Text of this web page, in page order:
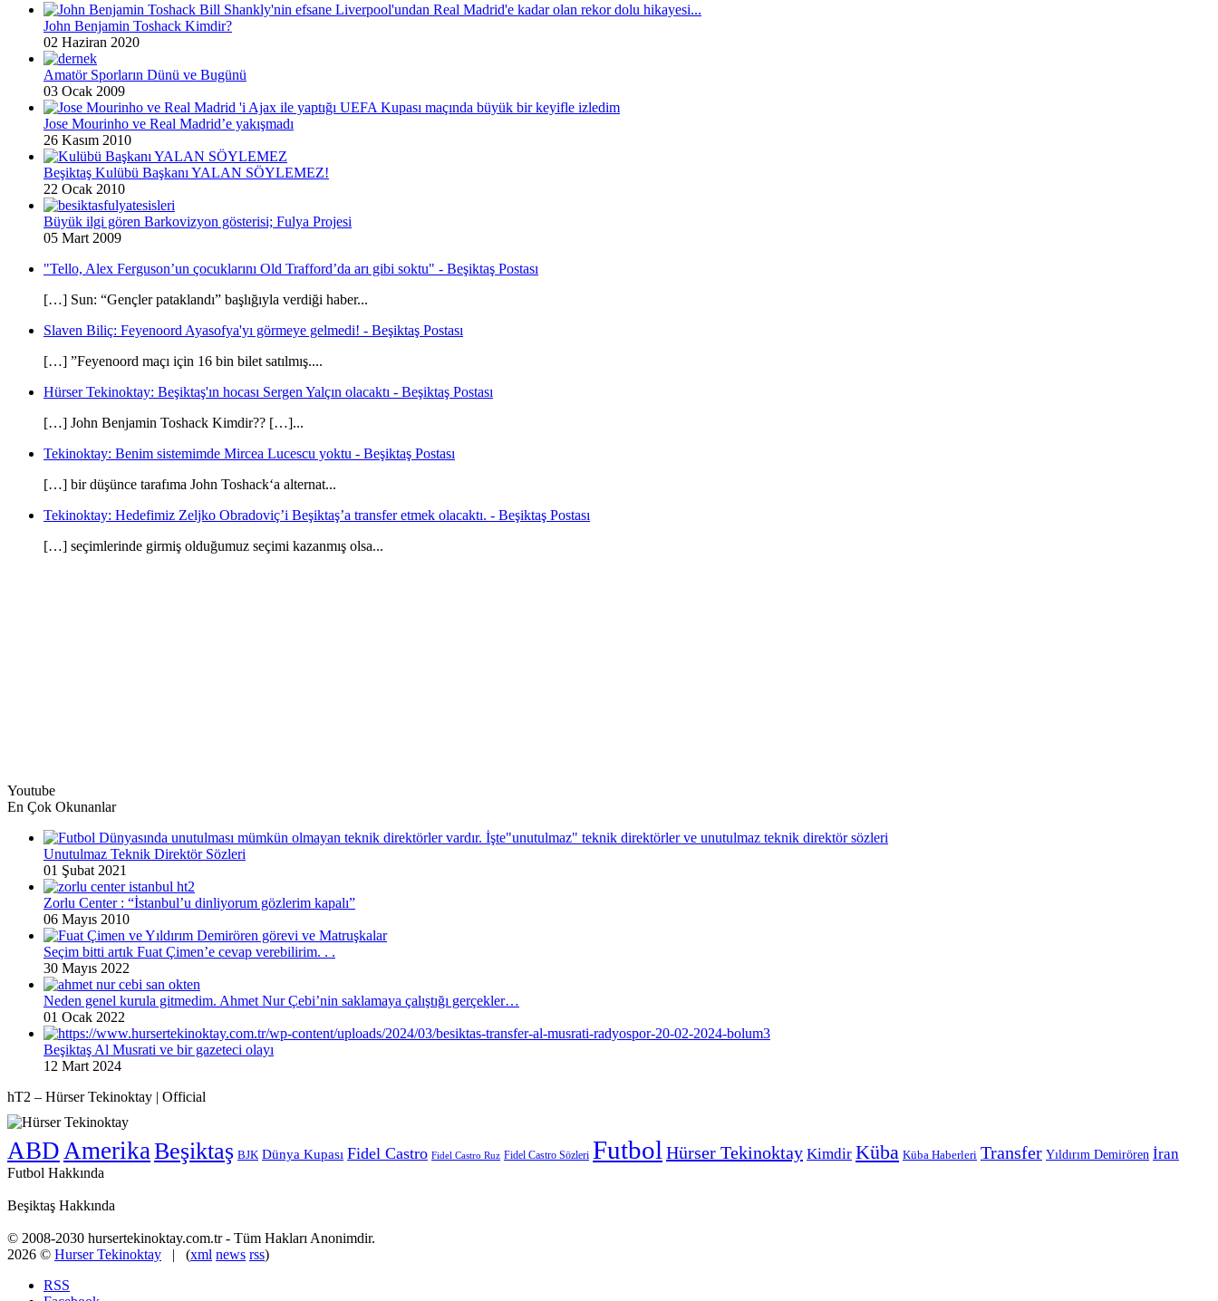
John Benjamin Toshack Kimdir?
02 Haziran 2020
Amatör Sporların Dünü ve Bugünü
03 Ocak 2009
Jose Mourinho ve Real Madrid’e yakışmadı
26 Kasım 2010
Beşiktaş Kulübü Başkanı YALAN SÖYLEMEZ!
22 Ocak 2010
Büyük ilgi gören Barkovizyon gösterisi; Fulya Projesi
05 Mart 2009
"Tello, Alex Ferguson’un çocuklarını Old Trafford’da arı gibi soktu" - Beşiktaş Postası
[…] Sun: “Gençler pataklandı” başlığıyla verdiği haber...
Slaven Biliç: Feyenoord Ayasofya'yı görmeye gelmedi! - Beşiktaş Postası
[…] ”Feyenoord maçı için 16 bin bilet satılmış....
Hürser Tekinoktay: Beşiktaş'ın hocası Sergen Yalçın olacaktı - Beşiktaş Postası
[…] John Benjamin Toshack Kimdir?? […]...
Tekinoktay: Benim sistemimde Mircea Lucescu yoktu - Beşiktaş Postası
[…] bir düşünce tarafıma John Toshack‘a alternat...
Tekinoktay: Hedefimiz Zeljko Obradoviç’i Beşiktaş’a transfer etmek olacaktı. - Beşiktaş Postası
[…] seçimlerinde girmiş olduğumuz seçimi kazanmış olsa...
Youtube
En Çok Okunanlar
Unutulmaz Teknik Direktör Sözleri
01 Şubat 2021
Zorlu Center : “İstanbul’u dinliyorum gözlerim kapalı”
06 Mayıs 2010
Seçim bitti artık Fuat Çimen’e cevap verebilirim. . .
30 Mayıs 2022
Neden genel kurula gitmedim. Ahmet Nur Çebi’nin saklamaya çalıştığı gerçekler…
01 Ocak 2022
Beşiktaş Al Musrati ve bir gazeteci olayı
12 Mart 2024
hT2 – Hürser Tekinoktay | Official
ABD Amerika Beşiktaş BJK Dünya Kupası Fidel Castro Fidel Castro Ruz Fidel Castro Sözleri Futbol Hürser Tekinoktay Kimdir Küba Küba Haberleri Transfer Yıldırım Demirören İran
Futbol Hakkında
Beşiktaş Hakkında
© 2008-2030 hursertekinoktay.com.tr - Tüm Hakları Anonimdir.
2026 © Hurser Tekinoktay | (xml news rss)
RSS